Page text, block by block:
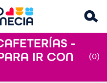
-
IR CON
(0)